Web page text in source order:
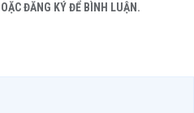
ĐĂNG KÝ ĐỂ BÌNH LUẬN.